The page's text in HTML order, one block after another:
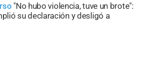
"No hubo violencia, tuve un brote":
su declaración y desligó a